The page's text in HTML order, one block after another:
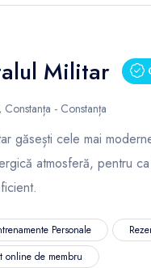
Militar
- Constanța
găsești cele mai
atmosferă, pentru
Personale
online de membru